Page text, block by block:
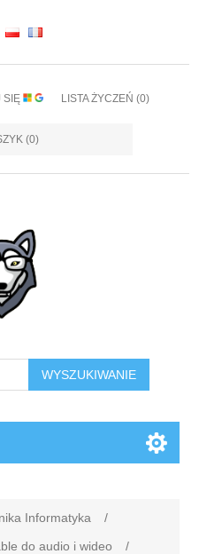
SIĘ LISTA ŻYCZEŃ (0)
(0)
WYSZUKIWANIE
Informatyka
/
do audio i wideo
/